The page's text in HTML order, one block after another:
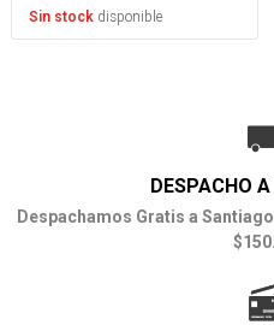
Sin stock disponible
DESPACHO
Despachamos Gratis a